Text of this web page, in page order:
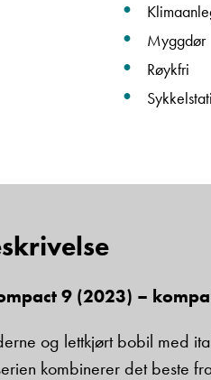
Denne siden er beskyttet
Myggdør
Røykfri
9 (2023) –
og lettkjørt bobil med
kombinerer det beste